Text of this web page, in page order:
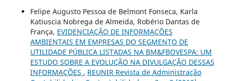
Felipe Augusto Pessoa de Belmont Fonseca, Karla
Katiuscia Nobrega de Almeida, Robério Dantas de
França, EVIDENCIAÇÃO DE INFORMAÇÕES
AMBIENTAIS EM EMPRESAS DO SEGMENTO DE
UTILIDADE PÚBLICA LISTADAS NA BM&FBOVESPA: UM
ESTUDO SOBRE A EVOLUÇÃO NA DIVULGAÇÃO DESSAS
INFORMAÇÕES , REUNIR Revista de Administração